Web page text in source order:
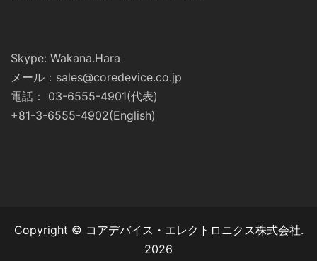
Skype: Wakana.Hara
メール：sales@coredevice.co.jp
電話： 03-6555-4901(代表)
+81-3-6555-4902(English)
Copyright © コアデバイス・エレクトロニクス株式会社.
2026